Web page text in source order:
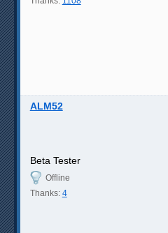
ALM52
Beta Tester
Offline
Thanks: 4